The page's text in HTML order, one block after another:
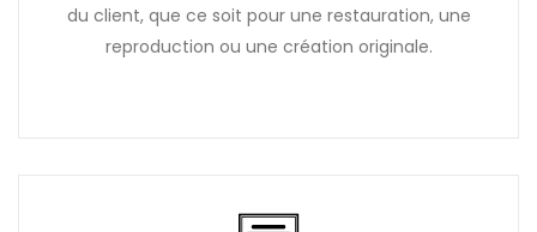
du client, que ce soit pour une restauration, une
reproduction ou une création originale.